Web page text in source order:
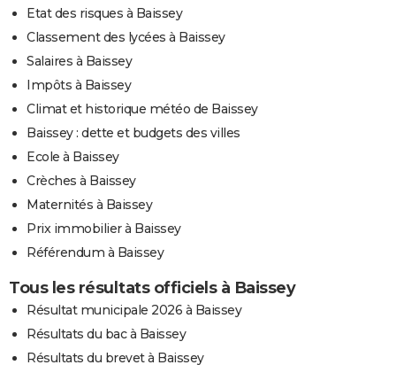
Etat des risques à Baissey
Classement des lycées à Baissey
Salaires à Baissey
Impôts à Baissey
Climat et historique météo de Baissey
Baissey : dette et budgets des villes
Ecole à Baissey
Crèches à Baissey
Maternités à Baissey
Prix immobilier à Baissey
Référendum à Baissey
Tous les résultats officiels à Baissey
Résultat municipale 2026 à Baissey
Résultats du bac à Baissey
Résultats du brevet à Baissey